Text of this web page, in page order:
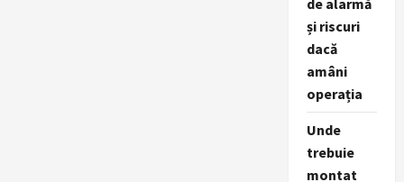
de alarmă
și riscuri
dacă
amâni
operația
Unde
trebuie
montat